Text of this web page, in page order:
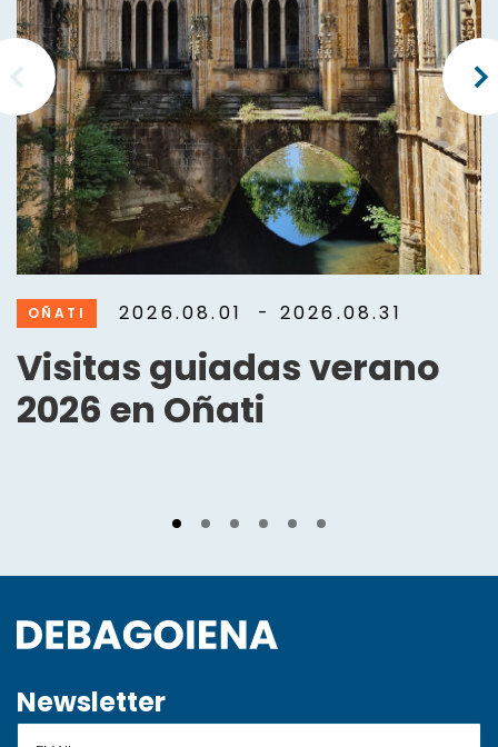
OÑATI 2026.08.01 - 2026.08.31
Visitas guiadas verano
2026 en Oñati
Newsletter